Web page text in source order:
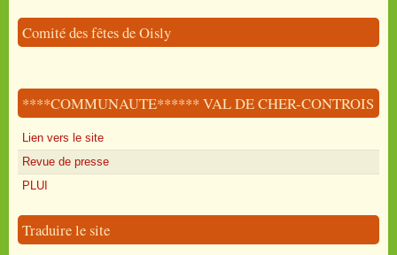
Comité des fêtes de Oisly
****COMMUNAUTE****** VAL DE CHER-CONTROIS
Lien vers le site
Revue de presse
PLUI
Traduire le site